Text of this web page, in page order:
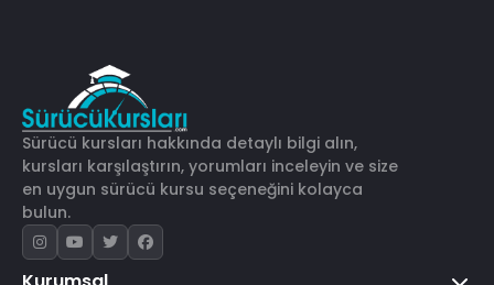
Sürücü kursları hakkında detaylı bilgi alın,
kursları karşılaştırın, yorumları inceleyin ve size
en uygun sürücü kursu seçeneğini kolayca
bulun.